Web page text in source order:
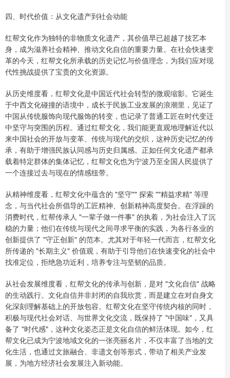
四、时代价值：从文化遗产到社会动能
红帮文化作为独特的非物质文化遗产，其价值早已超越了技艺本
身，成为滋养社会精神、推动文化自信的重要力量。在社会快速变
革的今天，红帮文化所承载的历史记忆与价值理念，为我们应对现
代性挑战提供了宝贵的文化资源。
从历史维度看，红帮文化是中国近代社会转型的微观缩影。它诞生
于中西文化碰撞的语境中，成长于民族工业发展的浪潮里，见证了
中国从传统服饰向现代服饰的转变，也记录了普通工匠在时代变迁
中坚守与突围的历程。通过红帮文化，我们能更直观地理解近代以
来中国社会的开放与变革、传统与现代的交织，这种历史记忆的传
承，有助于增强民族认同感与历史归属感。正如任何文化遗产都承
载着特定群体的集体记忆，红帮文化也为宁波乃至全国人民提供了
一个连接过去与现在的情感纽带。
从精神维度看，红帮文化中蕴含的 "坚守"" 探索 ""精益求精" 等理
念，与当代社会所倡导的工匠精神、创新精神高度契合。在浮躁的
消费时代，红帮传承人 "一辈子做一件事" 的执着，为社会注入了沉
稳的力量；他们在传统与现代之间寻求平衡的实践，为各行各业的
创新提供了 "守正创新" 的范本。尤其对于年轻一代而言，红帮文化
所传递的 "长期主义" 价值观，有助于引导他们在快速变化的社会中
找准定位，拒绝急功近利，培养专注与坚韧的品质。
从社会发展维度看，红帮文化的传承与创新，是对 "文化自信" 战略
的生动践行。文化自信并非封闭的自我欣赏，而是建立在对自身文
化深刻理解基础上的开放包容。红帮文化在坚守传统内核的同时，
积极与现代社会对话、与世界文化交流，既保持了 "中国味"，又具
备了 "时代感"，这种文化姿态正是文化自信的鲜活体现。如今，红
帮文化已成为宁波地域文化的一张亮丽名片，不仅丰富了当地的文
化生活，也通过文旅融合、非遗文创等形式，带动了相关产业发
展，为地方经济社会发展注入新动能。